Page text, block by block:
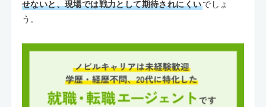
せないと、現場では戦力として期待されにくいでしょ
う。